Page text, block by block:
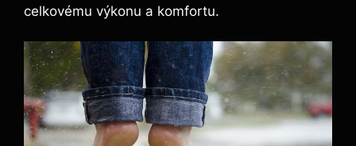
celkovému výkonu a komfortu.